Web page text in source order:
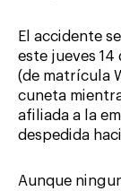
El accidente
este jueves 14
(de matrícula
cuneta
afiliada a la
despedida
Aunque